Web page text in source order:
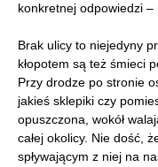
konkretnej odpowiedzi –
Brak ulicy to niejedyny
kłopotem są też śmieci
Przy drodze po stronie
jakieś sklepiki czy
opuszczona, wokół
całej okolicy. Nie dość,
spływającym z niej na